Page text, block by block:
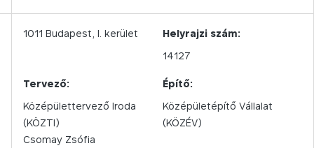
1011 Budapest, I. kerület
Helyrajzi szám:
14127
Tervező:
Középülettervező Iroda
(KÖZTI)
Csomay Zsófia
Építő:
Középületépítő Vállalat
(KÖZÉV)